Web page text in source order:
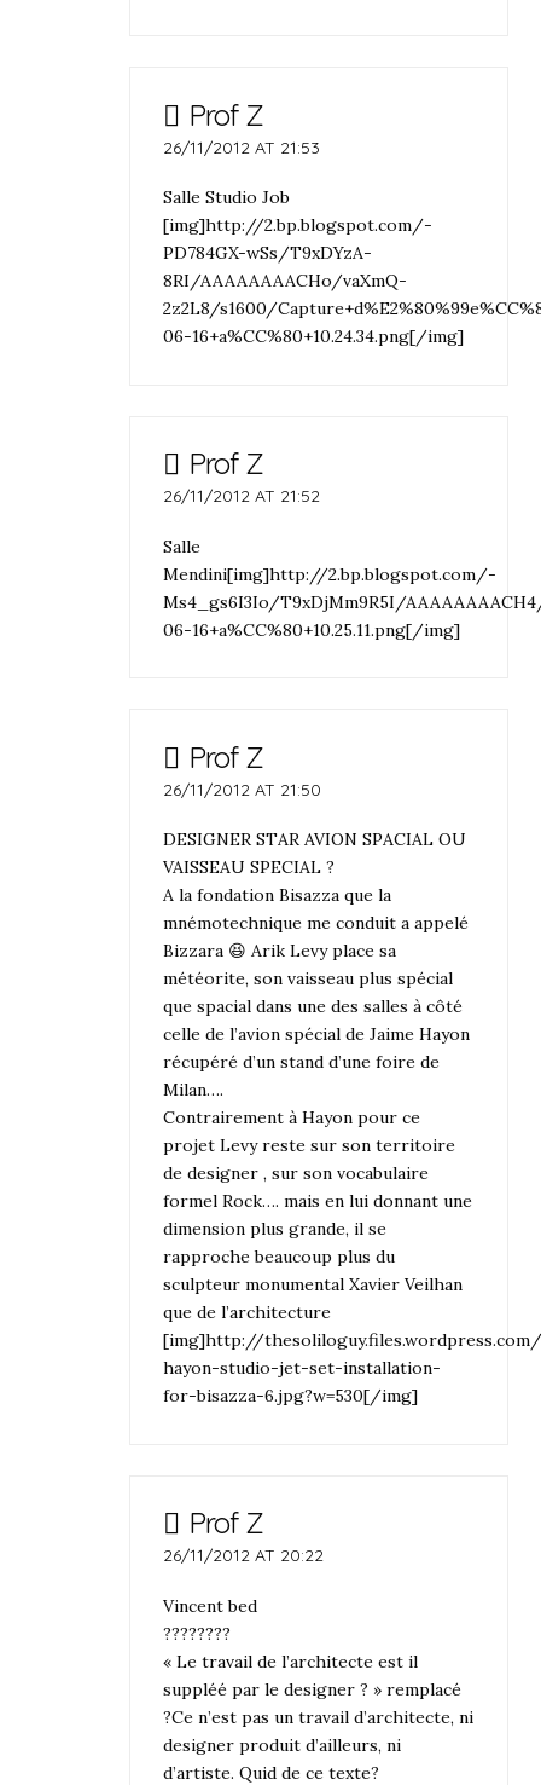
Prof Z
26/11/2012 AT 21:53
Salle Studio Job
[img]http://2.bp.blogspot.com/-
PD784GX-wSs/T9xDYzA-
8RI/AAAAAAAACHo/vaXmQ-
2z2L8/s1600/
06-16+a%CC%80+10.24.34.png[/img]
Prof Z
26/11/2012 AT 21:52
Salle
Mendini[img]http://2.bp.blogspot.com/-
Ms4_gs6I3Io/T9xDjMm9R5I/
06-16+a%CC%80+10.25.11.png[/img]
Prof Z
26/11/2012 AT 21:50
DESIGNER STAR AVION SPACIAL OU
VAISSEAU SPECIAL ?
A la fondation Bisazza que la
mnémotechnique me conduit a appelé
Bizzara 😆 Arik Levy place sa
météorite, son vaisseau plus spécial
que spacial dans une des salles à côté
celle de l’avion spécial de Jaime Hayon
récupéré d’un stand d’une foire de
Milan….
Contrairement à Hayon pour ce
projet Levy reste sur son territoire
de designer , sur son vocabulaire
formel Rock…. mais en lui donnant une
dimension plus grande, il se
rapproche beaucoup plus du
sculpteur monumental Xavier Veilhan
que de l’architecture
[img]http://
hayon-studio-jet-set-installation-
for-bisazza-6.jpg?w=530[/img]
Prof Z
26/11/2012 AT 20:22
Vincent bed
????????
« Le travail de l’architecte est il
suppléé par le designer ? » remplacé
?Ce n’est pas un travail d’architecte, ni
designer produit d’ailleurs, ni
d’artiste. Quid de ce texte?